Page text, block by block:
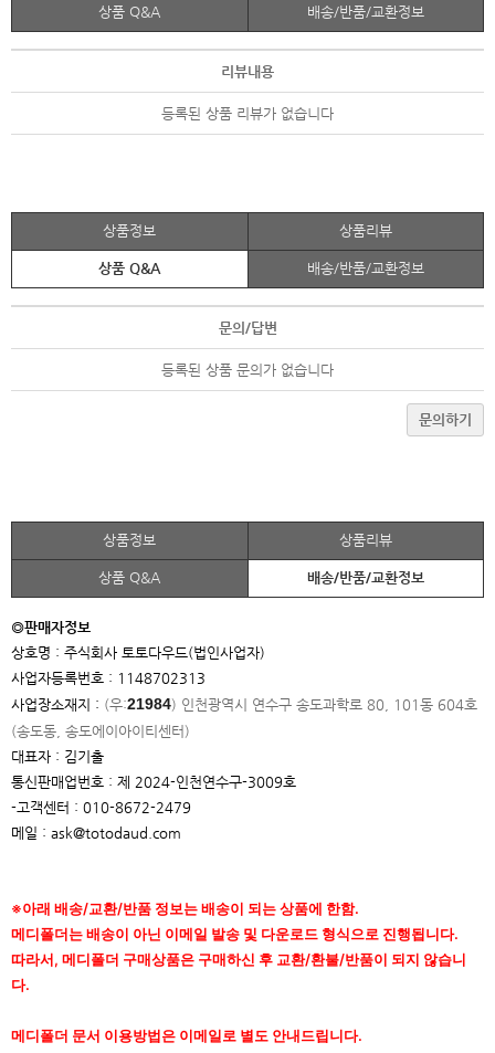
상품 Q&A 배송/반품/교환정보
리뷰내용
등록된 상품 리뷰가 없습니다
상품정보 상품리뷰
상품 Q&A 배송/반품/교환정보
문의/답변
등록된 상품 문의가 없습니다
문의하기
상품정보 상품리뷰
상품 Q&A 배송/반품/교환정보
◎판매자정보
상호명 : 주식회사 토토다우드(법인사업자)
사업자등록번호 : 1148702313
사업장소재지 : (우:21984) 인천광역시 연수구 송도과학로 80, 101동 604호
(송도동, 송도에이아이 티센터)
대표자 : 김기출
통신판매업번호 : 제 2024-인천연수구-3009호
-고객센터 : 010-8672-2479
메일 : ask@totodaud.com
※아래 배송/교환/반품 정보는 배송이 되는 상품에 한함.
메디폴더는 배송이 아닌 이메일 발송 및 다운로드 형식으로 진행됩니다.
따라서, 메디폴더 구매상품은 구매하신 후 교환/환불/반품이 되지 않습니
다.
메디폴더 문서 이용방법은 이메일로 별도 안내드립니다.